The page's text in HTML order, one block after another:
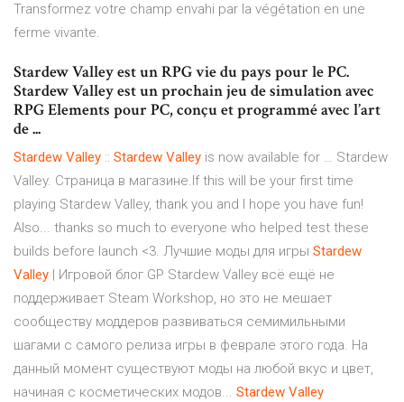
Transformez votre champ envahi par la végétation en une
ferme vivante.
Stardew Valley est un RPG vie du pays pour le PC.
Stardew Valley est un prochain jeu de simulation avec
RPG Elements pour PC, conçu et programmé avec l’art
de ...
Stardew Valley :: Stardew Valley is now available for … Stardew
Valley. Страница в магазине.If this will be your first time
playing Stardew Valley, thank you and I hope you have fun!
Also... thanks so much to everyone who helped test these
builds before launch <3. Лучшие моды для игры Stardew
Valley | Игровой блог GP Stardew Valley всё ещё не
поддерживает Steam Workshop, но это не мешает
сообществу моддеров развиваться семимильными
шагами с самого релиза игры в феврале этого года. На
данный момент существуют моды на любой вкус и цвет,
начиная с косметических модов... Stardew Valley